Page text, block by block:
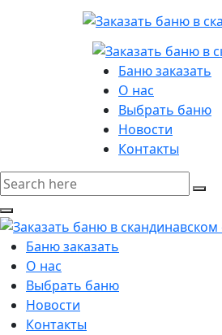
Баню заказать
О нас
Выбрать баню
Новости
Контакты
Баню заказать
О нас
Выбрать баню
Новости
Контакты